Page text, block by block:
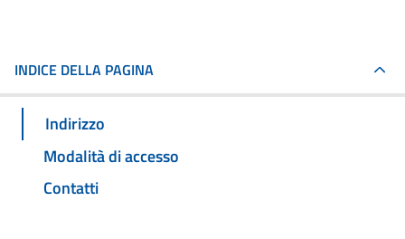
INDICE DELLA PAGINA
Indirizzo
Modalità di accesso
Contatti